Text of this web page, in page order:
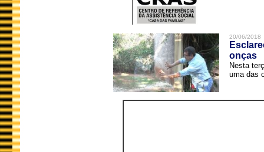
20/06/2018
onças
Nesta
uma das